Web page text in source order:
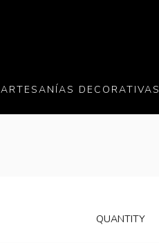
ARTESANÍAS DECORATIVAS
QUANTITY